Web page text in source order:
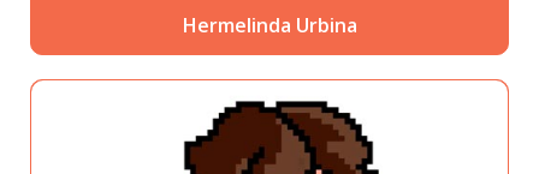
Hermelinda Urbina